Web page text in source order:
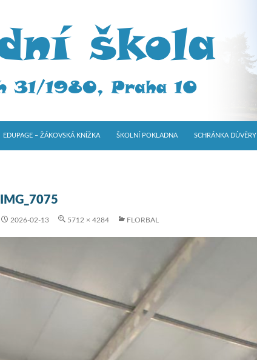
EDUPAGE – ŽÁKOVSKÁ KNÍŽKA ŠKOLNÍ POKLADNA SCHRÁNKA DŮVĚRY
IMG_7075
2026-02-13 5712 × 4284 FLORBAL